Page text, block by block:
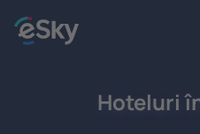
Hoteluri